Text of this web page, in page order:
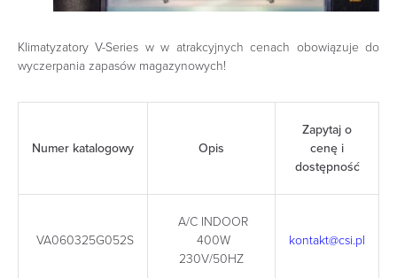
Klimatyzatory V-Series w w atrakcyjnych cenach obowiązuje do
wyczerpania zapasów magazynowych!
Numer katalogowy Opis
Zapytaj o
cenę i
dostępność
VA060325G052S
A/C INDOOR
400W
230V/50HZ
kontakt@csi.pl